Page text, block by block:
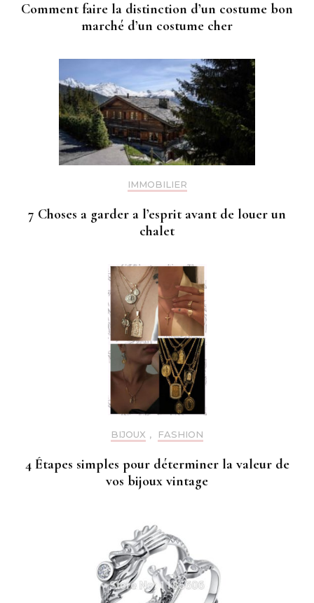
Comment faire la distinction d’un costume bon
marché d’un costume cher
IMMOBILIER
7 Choses a garder a l’esprit avant de louer un
chalet
BIJOUX , FASHION
4 Étapes simples pour déterminer la valeur de
vos bijoux vintage